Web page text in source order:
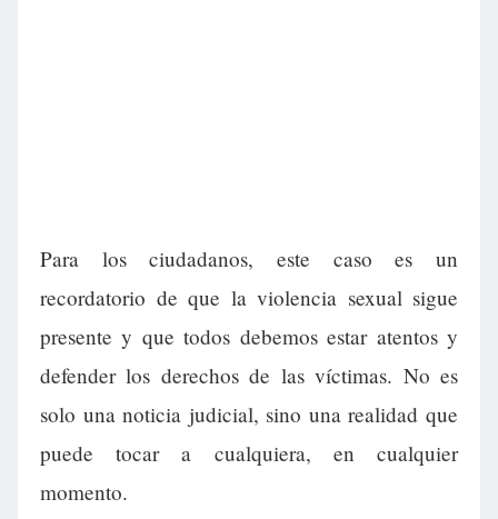
Para los ciudadanos, este caso es un
recordatorio de que la violencia sexual sigue
presente y que todos debemos estar atentos y
defender los derechos de las víctimas. No es
solo una noticia judicial, sino una realidad que
puede tocar a cualquiera, en cualquier
momento.